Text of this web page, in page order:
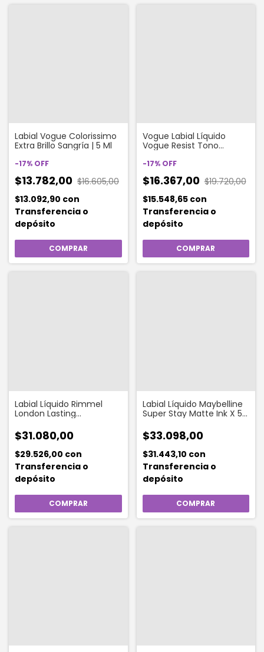
Labial Vogue Colorissimo
Extra Brillo Sangría | 5 Ml
-17% OFF
$13.782,00 $16.605,00
$13.092,90 con
Transferencia o
depósito
Vogue Labial Líquido
Vogue Resist Tono
-17% OFF
$16.367,00 $19.720,00
$15.548,65 con
Transferencia o
depósito
Labial Líquido Rimmel
London Lasting
$31.080,00
$29.526,00 con
Transferencia o
depósito
Labial Líquido Maybelline
Super Stay Matte Ink X 5
$33.098,00
$31.443,10 con
Transferencia o
depósito